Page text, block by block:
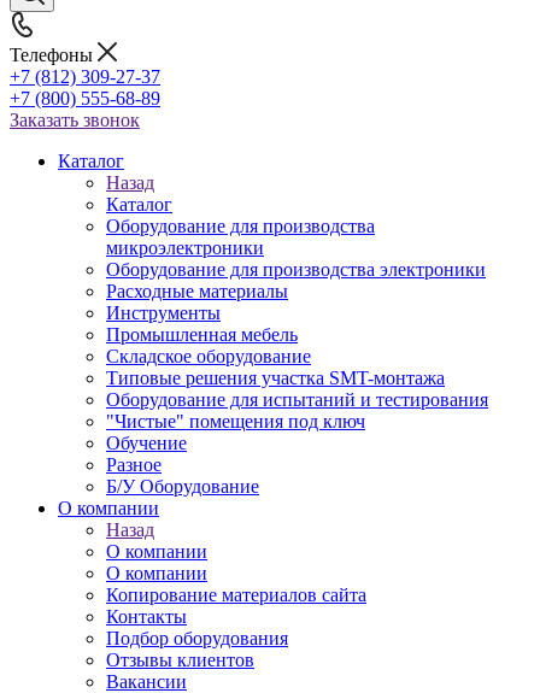
Телефоны
+7 (812) 309-27-37
+7 (800) 555-68-89
Заказать звонок
Каталог
Назад
Каталог
Оборудование для производства
микроэлектроники
Оборудование для производства электроники
Расходные материалы
Инструменты
Промышленная мебель
Складское оборудование
Типовые решения участка SMT-монтажа
Оборудование для испытаний и тестирования
"Чистые" помещения под ключ
Обучение
Разное
Б/У Оборудование
О компании
Назад
О компании
О компании
Копирование материалов сайта
Контакты
Подбор оборудования
Отзывы клиентов
Вакансии